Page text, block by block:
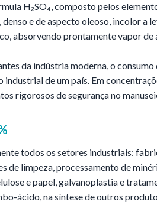
H₂SO₄, composto pelos
e de aspecto oleoso, incolor a
absorvendo prontamente vapor de
da indústria moderna, o
de um país. Em
rigorosos de segurança no
todos os setores industriais:
de limpeza, processamento de
e papel, galvanoplastia e
ácido, na síntese de outros